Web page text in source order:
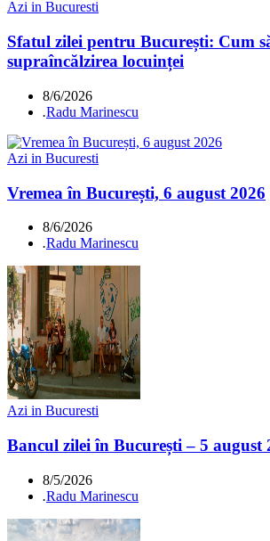
Azi in Bucuresti
Sfatul zilei pentru București: Cum
supraîncălzirea locuinței
8/6/2026
.Radu Marinescu
Azi in Bucuresti
Vremea în București, 6 august 2026
8/6/2026
.Radu Marinescu
Azi in Bucuresti
Bancul zilei în București – 5 august
8/5/2026
.Radu Marinescu